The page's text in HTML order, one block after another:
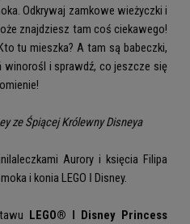
Odkrywaj zamkowe wieżyczki i
znajdziesz tam coś ciekawego!
tu mieszka? A tam są babeczki,
winorośl i sprawdź, co jeszcze się
ze Śpiącej Królewny Disneya
Aurory i księcia Filipa
i konia LEGO ǀ Disney.
LEGO® ǀ Disney Princess